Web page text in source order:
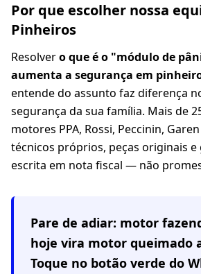
Por que escolher nossa
Pinheiros
Resolvero que é o "módulo de
aumenta a segurança em
entende do assunto faz diferença
segurança da sua família. Mais de
motores PPA, Rossi, Peccinin,
técnicos próprios, peças originais e
escrita em nota fiscal — não
Pare de adiar: motor
hoje vira motor queimado
Toque no botão verde do